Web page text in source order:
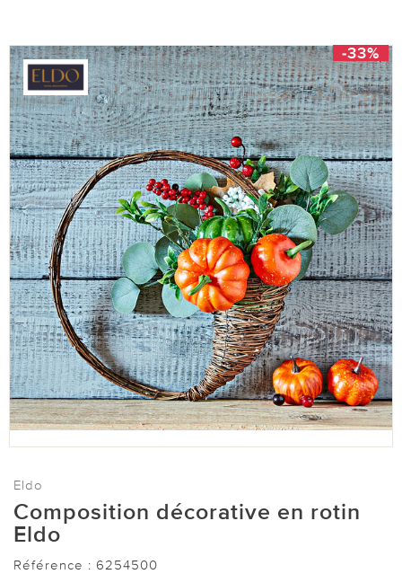
-33%
Eldo
Composition décorative en rotin
Eldo
Référence : 6254500